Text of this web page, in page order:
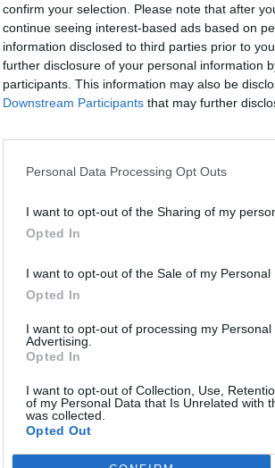
confirm your selection. Please note that after
continue seeing interest-based ads based on
information disclosed to third parties prior to
further disclosure of your personal information
participants. This information may also be
Downstream Participants that may further
Personal Data Processing Opt Outs
I want to opt-out of the Sharing of my
Opted In
I want to opt-out of the Sale of my Personal
Opted In
I want to opt-out of processing my Personal
Advertising.
Opted In
I want to opt-out of Collection, Use,
of my Personal Data that Is Unrelated with
was collected.
Opted Out